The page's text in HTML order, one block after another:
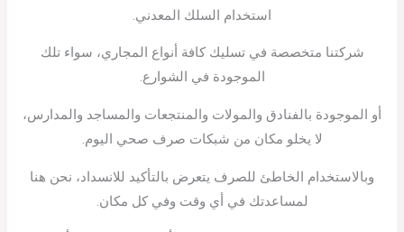
استخدام السلك المعدني.
شركتنا متخصصة في تسليك كافة أنواع المجاري، سواء تلك
الموجودة في الشوارع.
أو الموجودة بالفنادق والمولات والمنتجعات والمساجد والمدارس،
لا يخلو مكان من شبكات صرف صحي اليوم.
وبالاستخدام الخاطئ للصرف يتعرض بالتأكيد للانسداد، نحن هنا
لمساعدتك في أي وقت وفي كل مكان.